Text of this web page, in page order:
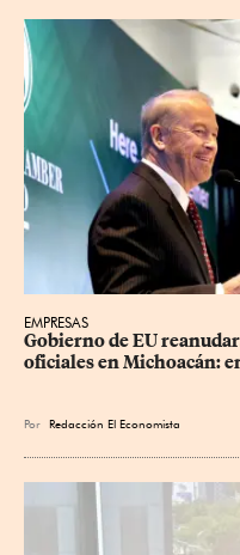
EMPRESAS
Gobierno de EU
oficiales en Michoacán:
Por Redacción El Economista